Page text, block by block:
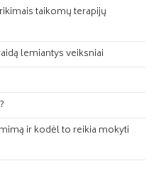
taikomų terapijų
lemiantys veiksniai
ir kodėl to reikia mokyti